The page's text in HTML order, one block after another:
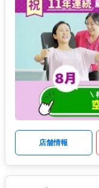
店舗情報